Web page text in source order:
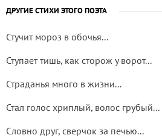
ДРУГИЕ СТИХИ ЭТОГО ПОЭТА
Стучит мороз в обочья...
Ступает тишь, как сторож у ворот...
Страданья много в жизни...
Стал голос хриплый, волос грубый...
Словно друг, сверчок за печью...